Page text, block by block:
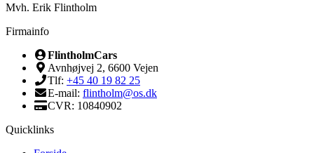
Mvh. Erik Flintholm
Firmainfo
FlintholmCars
Avnhøjvej 2, 6600 Vejen
Tlf: +45 40 19 82 25
E-mail: flintholm@os.dk
CVR: 10840902
Quicklinks